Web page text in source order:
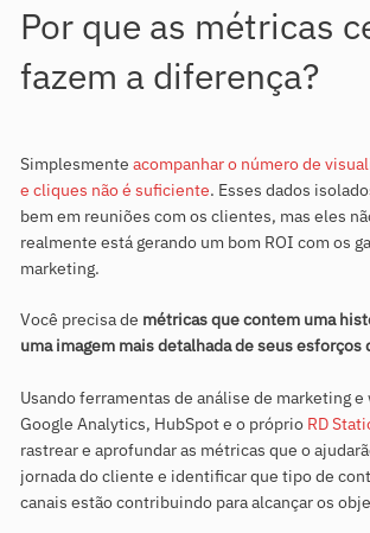
Por que as métricas
fazem a diferença?
Simplesmenteacompanhar o número de
e cliques não é suficiente. Esses dados
bem em reuniões com os clientes, mas eles
realmente está gerando um bom ROI com os
marketing.
Você precisa de métricas que contem uma
uma imagem mais detalhada de seus esforços
Usando ferramentas de análise de marketing e
Google Analytics, HubSpot e o próprio RD
rastrear e aprofundar as métricas que o
jornada do cliente e identificar que tipo de
canais estão contribuindo para alcançar os